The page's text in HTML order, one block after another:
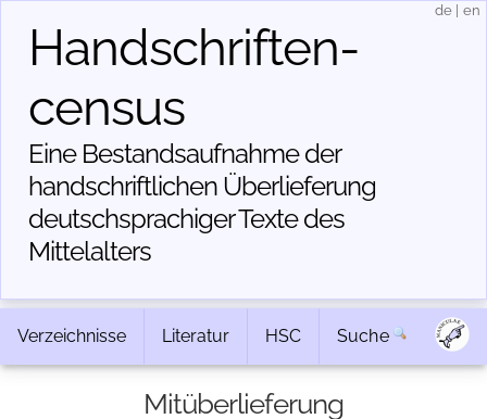
Handschriften­
census
Eine Bestandsaufnahme der
handschriftlichen Über­lieferung
deutschsprachiger Texte des
Mittelalters
de en
Verzeichnisse Literatur HSC Suche
Mitüberlieferung